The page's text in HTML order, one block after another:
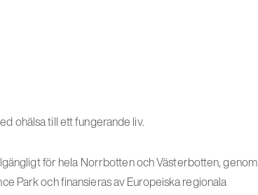
ohälsa till ett fungerande liv.
för hela Norrbotten och Västerbotten, genom
Park och finansieras av Europeiska regionala